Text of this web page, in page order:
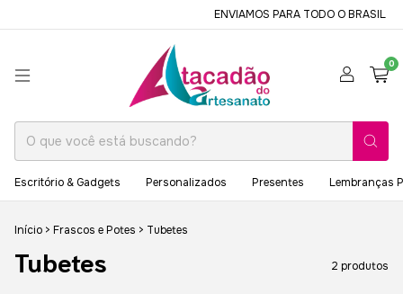
ENVIAMOS PARA TODO O BRASIL
0
Escritório & Gadgets Personalizados Presentes Lembranças
Início > Frascos e Potes > Tubetes
Tubetes 2 produtos